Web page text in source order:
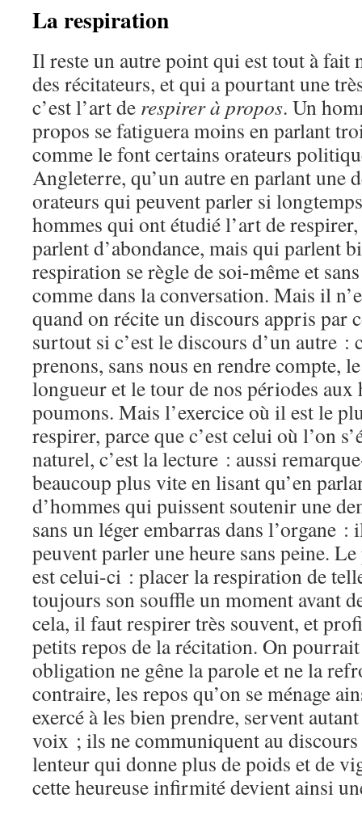
La respiration
Il reste un autre point qui est tout à fait
des récitateurs, et qui a pourtant une
c’est l’art de respirer à propos. Un
propos se fatiguera moins en parlant
comme le font certains orateurs
Angleterre, qu’un autre en parlant une
orateurs qui peuvent parler si
hommes qui ont étudié l’art de
parlent d’abondance, mais qui parlent
respiration se règle de soi-même et
comme dans la conversation. Mais il
quand on récite un discours appris par
surtout si c’est le discours d’un autre :
prenons, sans nous en rendre compte,
longueur et le tour de nos périodes aux
poumons. Mais l’exercice où il est le
respirer, parce que c’est celui où l’on
naturel, c’est la lecture : aussi
beaucoup plus vite en lisant qu’en
d’hommes qui puissent soutenir une
sans un léger embarras dans l’organe
peuvent parler une heure sans peine.
est celui-ci : placer la respiration de
toujours son souffle un moment avant
cela, il faut respirer très souvent, et
petits repos de la récitation. On
obligation ne gêne la parole et ne la
contraire, les repos qu’on se ménage
exercé à les bien prendre, servent
voix ; ils ne communiquent au discours
lenteur qui donne plus de poids et de
cette heureuse infirmité devient ainsi